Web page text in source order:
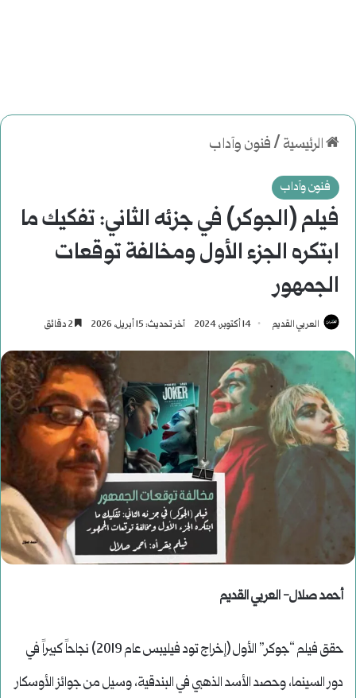
الرئيسية /فنون وآداب
فنون وآداب
فيلم (الجوكر) في جزئه الثاني: تفكيك ما
ابتكره الجزء الأول ومخالفة توقعات
الجمهور
العربي القديم 14 أكتوبر، 2024 آخر تحديث: 15 أبريل، 2026
أحمد صلال- العربي القديم
حقق فيلم “جوكر” الأول (إخراج تود فيليبس عام 2019) نجاحاً كبيراً في
دور السينما، وحصد الأسد الذهبي في البندقية، وسيل من جوائز الأوسكار